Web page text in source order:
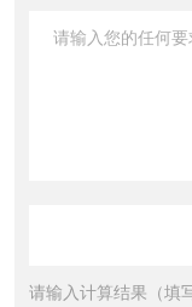
请输入计算结果（填